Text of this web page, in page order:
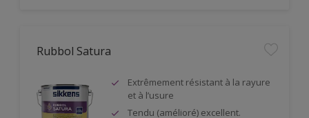
Rubbol Satura
Extrêmement résistant à la rayure
et à l’usure
Tendu (amélioré) excellent.